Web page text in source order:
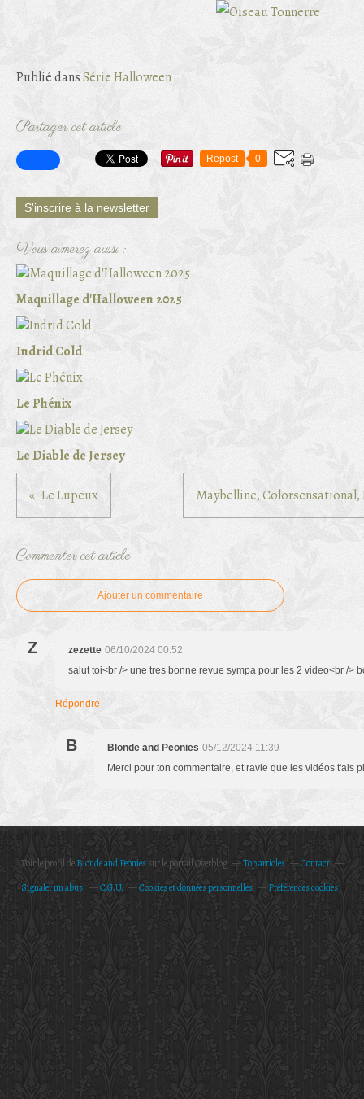
Publié dansSérie Halloween
Partager cet article
Repost 0
S'inscrire à la newsletter
Vous aimerez aussi :
Maquillage d'Halloween 2025
Indrid Cold
Le Phénix
Le Diable de Jersey
Le Lupeux Maybelline, Colorsensational,
Commenter cet article
Ajouter un commentaire
Z zezette 06/10/2024 00:52
salut toi<br /> une tres bonne revue sympa pour les 2 video<br />
Répondre
B Blonde and Peonies 05/12/2024 11:39
Merci pour ton commentaire, et ravie que les vidéos t'ais
Voir le profil deBlonde and Peoniessur le portail Overblog Top articles
Contact
Signaler un abus
C.G.U. Cookies et données personnelles Préférences cookies